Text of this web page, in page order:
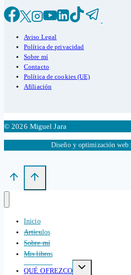
Aviso Legal
Política de privacidad
Sobre mí
Contacto
Política de cookies (UE)
Afiliación
© 2026 Miguel Jara
Diseño y optimización web:
Inicio
Artículos
Sobre mí
Mis libros
QUÉ OFREZCO
Alternar